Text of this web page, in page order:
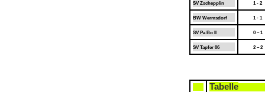
SV Zschepplin 1 - 2
BW Wermsdorf 1 - 1
SV Pa Bo II 0 – 1
SV Tapfer 06 2 – 2
Tabelle